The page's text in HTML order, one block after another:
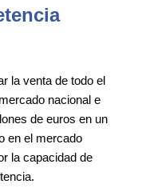
la venta de todo el
nacional e
de euros en un
en el mercado
la capacidad de